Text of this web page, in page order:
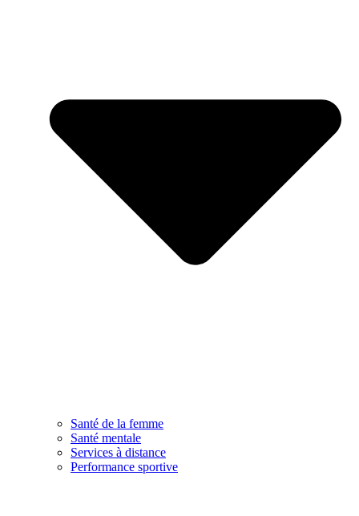
Santé de la femme
Santé mentale
Services à distance
Performance sportive